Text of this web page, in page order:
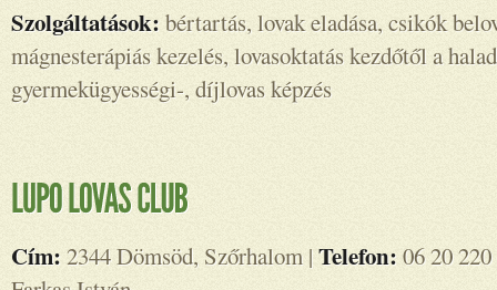
Szolgáltatások: bértartás, lovak eladása, csikók
mágnesterápiás kezelés, lovasoktatás kezdőtől a
gyermekügyességi-, díjlovas képzés
Cím: 2344 Dömsöd, Szőrhalom |Telefon: 06 20